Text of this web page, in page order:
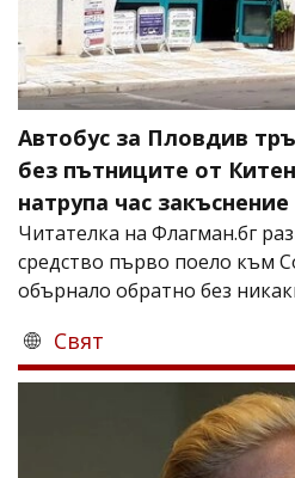
Автобус за Пловдив
без пътниците от
натрупа час закъснение
Читателка на Флагман.бг
средство първо поело към
обърнало обратно без
Свят